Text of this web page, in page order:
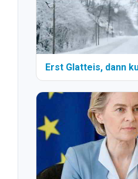
Erst Glatteis, dann